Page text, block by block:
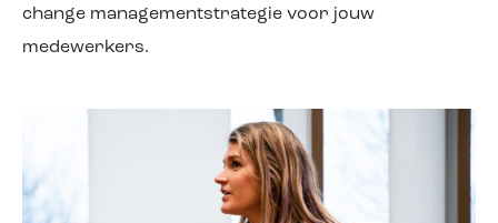
change managementstrategie voor jouw
medewerkers.